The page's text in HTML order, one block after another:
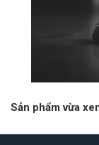
Sản phẩm vừa